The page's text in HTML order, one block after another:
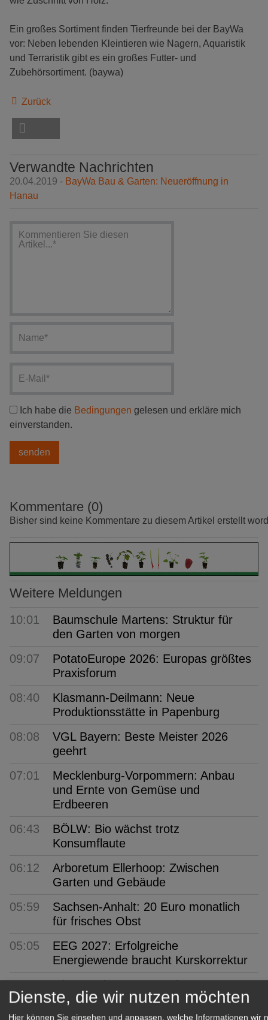
Ein großes Sortiment finden Tierfreunde bei der BayWa
vor: Neben lebenden Kleintieren wie Nagern, Aquaristik
und Terraristik gibt es ein großes Futter- und
Zubehörsortiment. (baywa)
Zurück
Verwandte Nachrichten
20.04.2019 - BayWa Bau & Garten: Neueröffnung in
Hanau
Ich habe die Bedingungen gelesen und erkläre mich
einverstanden.
Kommentare (0)
Bisher sind keine Kommentare zu diesem Artikel erstellt
Weitere Meldungen
10:01
Baumschule Martens: Struktur für
den Garten von morgen
09:07
PotatoEurope 2026: Europas größtes
Praxisforum
08:40
Klasmann-Deilmann: Neue
Produktionsstätte in Papenburg
08:08
VGL Bayern: Beste Meister 2026
geehrt
07:01
Mecklenburg-Vorpommern: Anbau
und Ernte von Gemüse und
Erdbeeren
06:43
BÖLW: Bio wächst trotz
Konsumflaute
06:12
Arboretum Ellerhoop: Zwischen
Garten und Gebäude
05:59
Sachsen-Anhalt: 20 Euro monatlich
für frisches Obst
05:05
EEG 2027: Erfolgreiche
Energiewende braucht Kurskorrektur
Preisbericht KW 31/2026
Dienste, die wir nutzen möchten
Hier können Sie einsehen und anpassen, welche Informationen wir